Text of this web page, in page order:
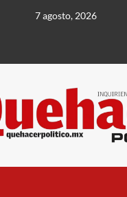
7 agosto, 2026